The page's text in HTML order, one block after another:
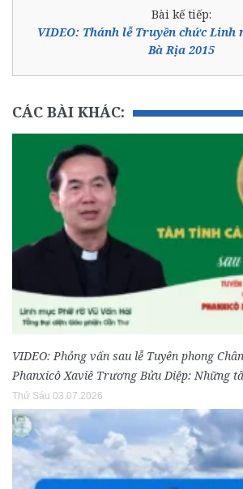
Bài kế tiếp:
VIDEO: Thánh lễ Truyền chức Linh
Bà Rịa 2015
CÁC BÀI KHÁC:
VIDEO: Phỏng vấn sau lễ Tuyên phong
Phanxicô Xaviê Trương Bửu Diệp: Những
Thứ Sáu 03.07.2026